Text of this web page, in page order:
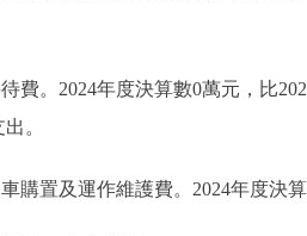
費。2024年度決算數0萬元，比
。
購置及運作維護費。2024年度決